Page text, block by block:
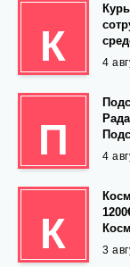
К 4
П 4
К 3